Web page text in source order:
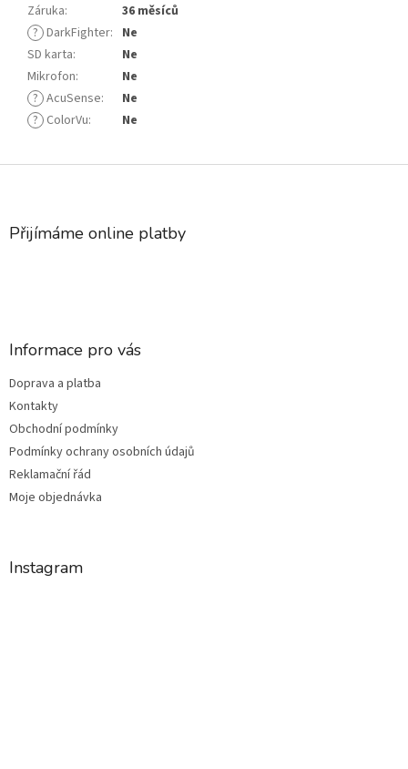
Záruka:
36 měsíců
? DarkFighter: Ne
SD karta:
Ne
Mikrofon:
Ne
? AcuSense:
Ne
? ColorVu: Ne
Z
Přijímáme online platby
Informace pro vás
Doprava a platba
Kontakty
Obchodní podmínky
Podmínky ochrany osobních údajů
Reklamační řád
Moje objednávka
Instagram